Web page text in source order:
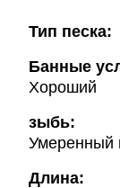
Тип песка:
Банные
Хороший
зыбь:
Умеренный
Длина: